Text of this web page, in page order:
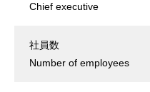
Chief executive
社員数
Number of employees